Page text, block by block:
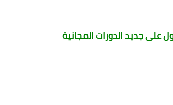
جديد الدورات المجانية